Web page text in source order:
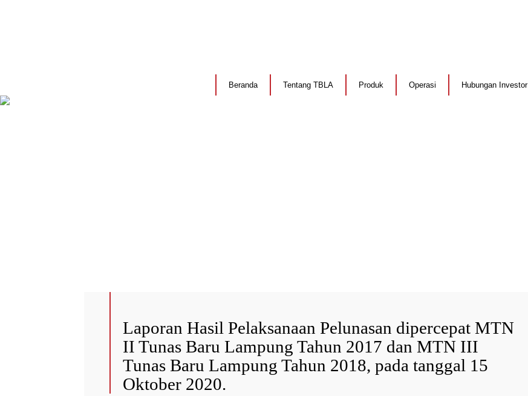
Beranda Tentang TBLA Produk Operasi Hubungan Investor
Laporan Hasil Pelaksanaan Pelunasan dipercepat MTN
II Tunas Baru Lampung Tahun 2017 dan MTN III
Tunas Baru Lampung Tahun 2018, pada tanggal 15
Oktober 2020.